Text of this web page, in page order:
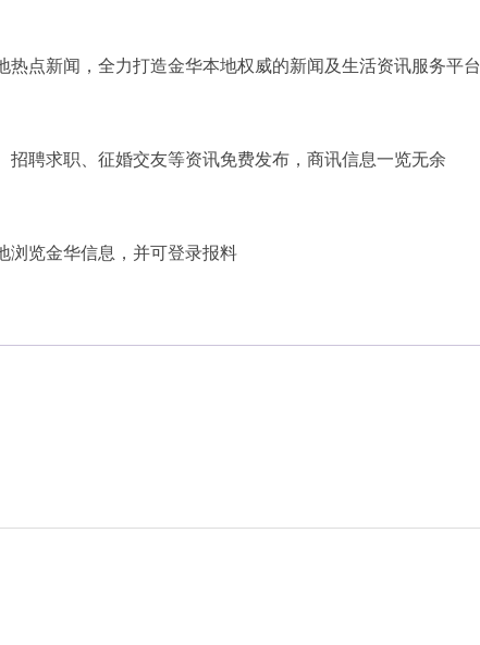
热点新闻，全力打造金华本地权威的新闻及生活资讯服务平台
招聘求职、征婚交友等资讯免费发布，商讯信息一览无余
浏览金华信息，并可登录报料